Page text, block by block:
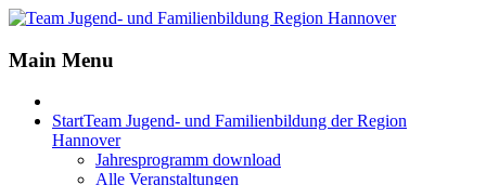
Main Menu
StartTeam Jugend- und Familienbildung der Region
Hannover
Jahresprogramm download
Alle Veranstaltungen